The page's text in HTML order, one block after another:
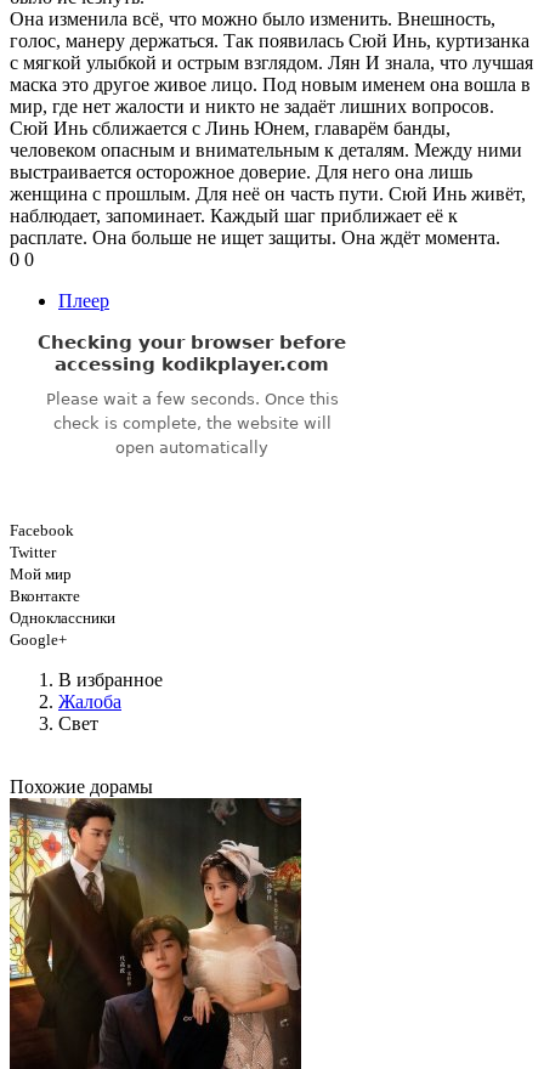
Она изменила всё, что можно было изменить. Внешность,
голос, манеру держаться. Так появилась Сюй Инь, куртизанка
с мягкой улыбкой и острым взглядом. Лян И знала, что лучшая
маска это другое живое лицо. Под новым именем она вошла в
мир, где нет жалости и никто не задаёт лишних вопросов.
Сюй Инь сближается с Линь Юнем, главарём банды,
человеком опасным и внимательным к деталям. Между ними
выстраивается осторожное доверие. Для него она лишь
женщина с прошлым. Для неё он часть пути. Сюй Инь живёт,
наблюдает, запоминает. Каждый шаг приближает её к
расплате. Она больше не ищет защиты. Она ждёт момента.
0 0
Плеер
Facebook
Twitter
Мой мир
Вконтакте
Одноклассники
Google+
В избранное
Жалоба
Свет
Похожие дорамы